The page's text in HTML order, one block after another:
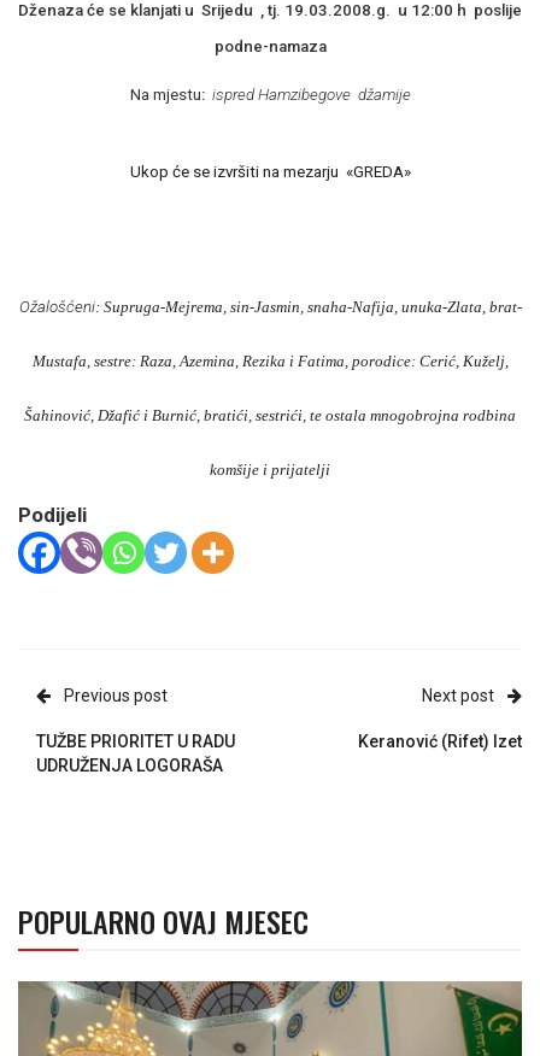
Dženaza će se klanjati u Srijedu , tj. 19.03.2008.g. u 12:00 h poslije
podne-namaza
Na mjestu: ispred Hamzibegove džamije
Ukop će se izvršiti na mezarju «GREDA»
Ožalošćeni: Supruga-Mejrema, sin-Jasmin, snaha-Nafija, unuka-Zlata, brat-
Mustafa, sestre: Raza, Azemina, Rezika i Fatima, porodice: Cerić, Kuželj,
Šahinović, Džafić i Burnić, bratići, sestrići, te ostala mnogobrojna rodbina
komšije i prijatelji
Podijeli
Previous post
TUŽBE PRIORITET U RADU
UDRUŽENJA LOGORAŠA
Next post
Keranović (Rifet) Izet
POPULARNO OVAJ MJESEC